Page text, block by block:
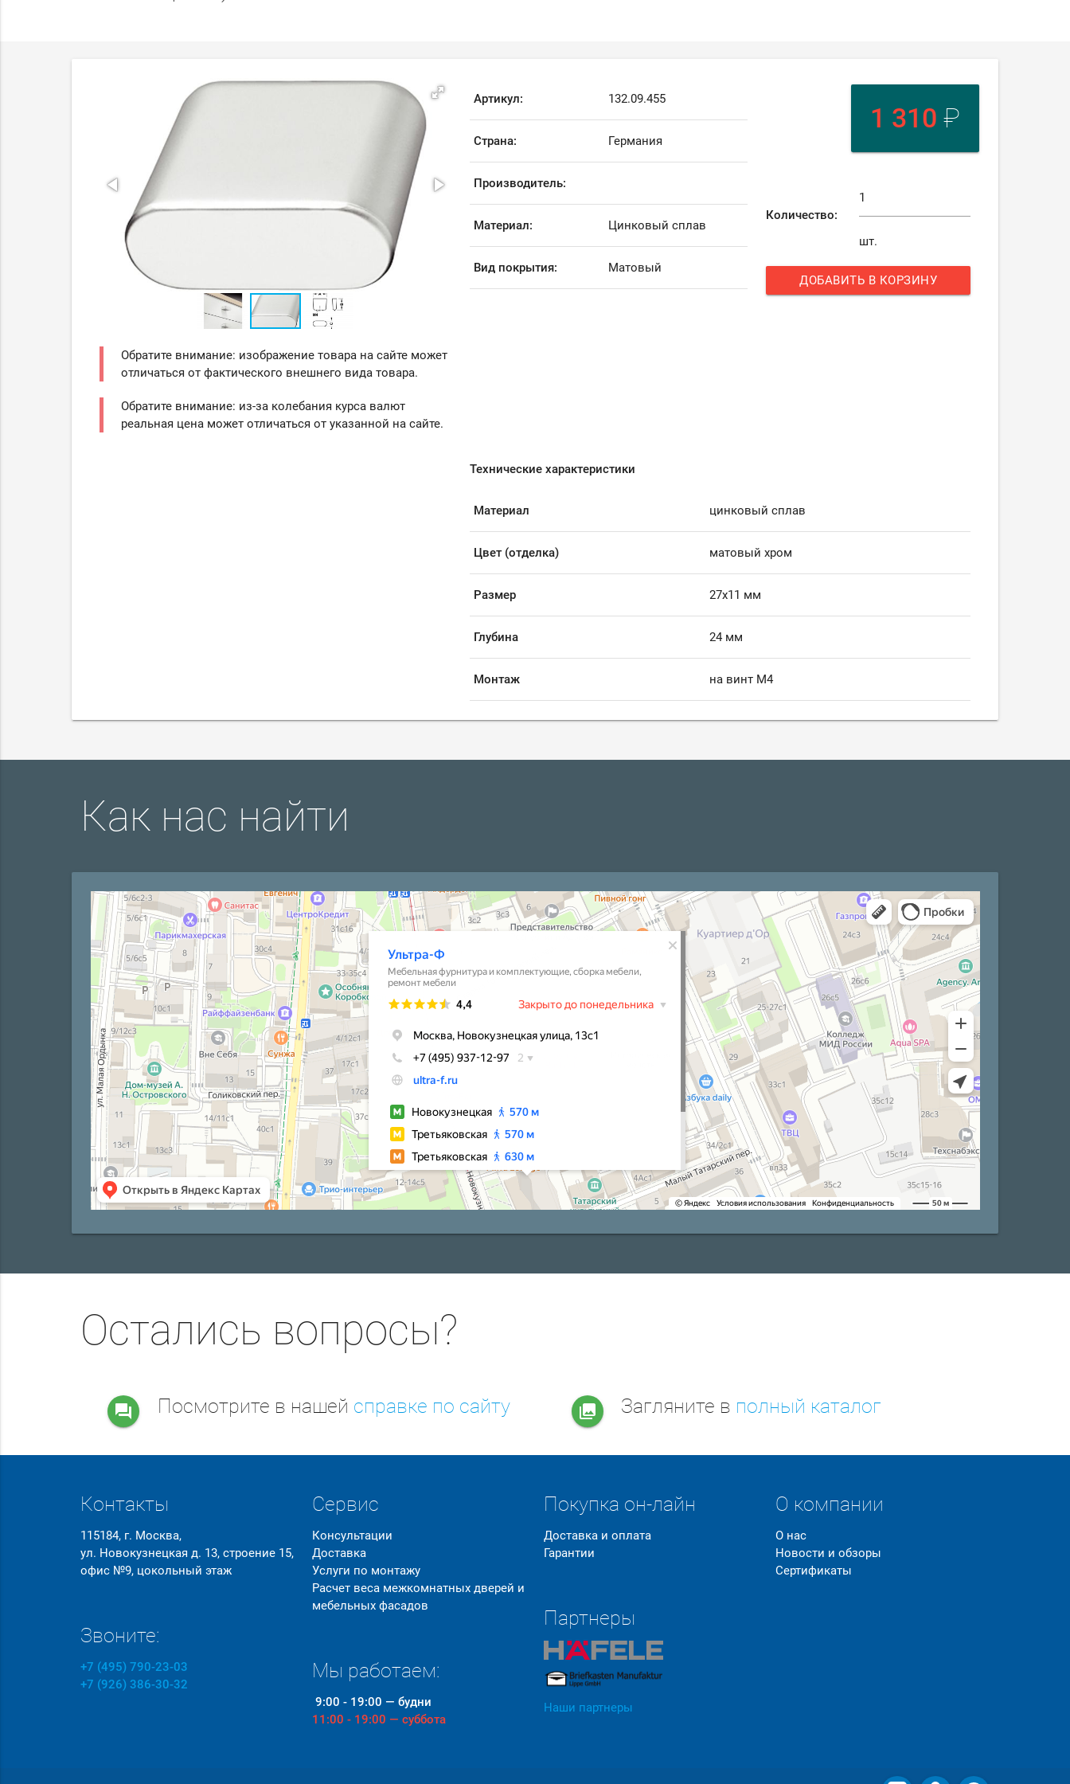
Обратите внимание: изображение товара на сайте может
отличаться от фактического внешнего вида товара.
Обратите внимание: из-за колебания курса валют
реальная цена может отличаться от указанной на сайте.
Артикул: 132.09.455
Страна: Германия
Производитель:
Материал: Цинковый сплав
Вид покрытия: Матовый
1 310 ₽
Количество:
шт.
ДОБАВИТЬ В КОРЗИНУ
Технические характеристики
Материал цинковый сплав
Цвет (отделка) матовый хром
Размер 27х11 мм
Глубина 24 мм
Монтаж на винт М4
Как нас найти
Остались вопросы?
question_answer Посмотрите в нашей справке по сайту collections Загляните в полный каталог
Контакты
115184, г. Москва,
ул. Новокузнецкая д. 13, строение 15,
офис №9, цокольный этаж
Звоните:
+7 (495) 790-23-03
+7 (926) 386-30-32
Сервис
Консультации
Доставка
Услуги по монтажу
Расчет веса межкомнатных дверей и
мебельных фасадов
Мы работаем:
9:00 - 19:00 — будни
11:00 - 19:00 — суббота
Покупка он-лайн
Доставка и оплата
Гарантии
Партнеры
Наши партнеры
О компании
О нас
Новости и обзоры
Сертификаты